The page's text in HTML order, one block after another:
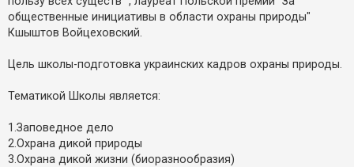
к
о
п
м
а
общественные инициативы в области охраны природы"
Кшыштов Войцеховский.
Цель школы-подготовка украинских кадров охраны природы.
Тематикой Школы является:
1.Заповедное дело
2.Охрана дикой природы
3.Охрана дикой жизни (биоразнообразия)